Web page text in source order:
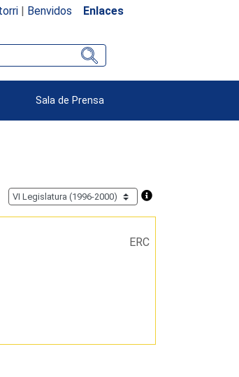
| Benvidos Enlaces
Sala de Prensa
ERC